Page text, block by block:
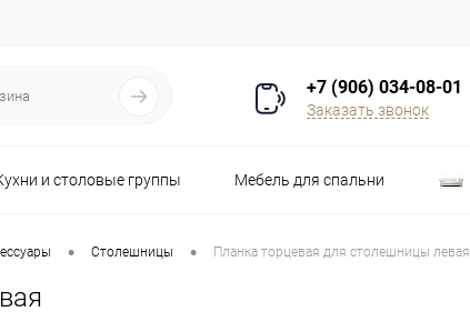
+7 (906) 034-08-01
Заказать звонок
и столовые группы Мебель для спальни
Распродажа Стулья Шкафы
• Столешницы • Планка торцевая для столешницы левая